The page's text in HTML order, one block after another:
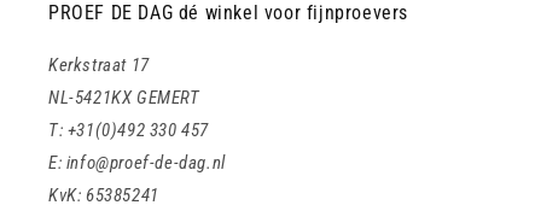
PROEF DE DAG dé winkel voor fijnproevers
Kerkstraat 17
NL-5421KX GEMERT
T: +31(0)492 330 457
E: info@proef-de-dag.nl
KvK: 65385241